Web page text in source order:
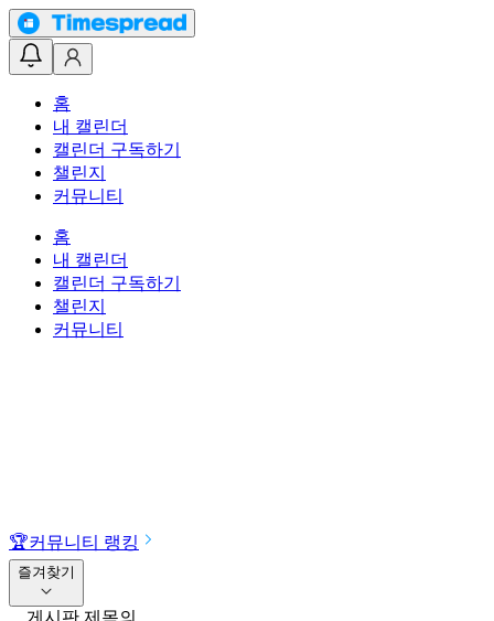
홈
내 캘린더
캘린더 구독하기
챌린지
커뮤니티
홈
내 캘린더
캘린더 구독하기
챌린지
커뮤니티
🏆커뮤니티 랭킹
즐겨찾기
게시판 제목의